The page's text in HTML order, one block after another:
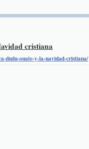
cristiana
dudu-ouate-y-la-navidad-cristiana/